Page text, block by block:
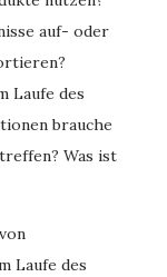
auf- oder
Laufe des
brauche
Was ist
Laufe des